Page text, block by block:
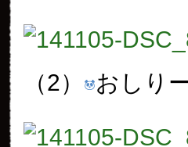
（2） おしり